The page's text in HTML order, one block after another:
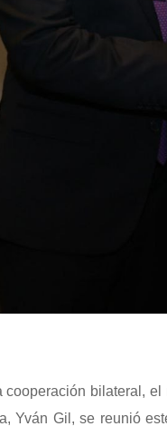
cooperación bilateral,
Yván Gil, se reunió